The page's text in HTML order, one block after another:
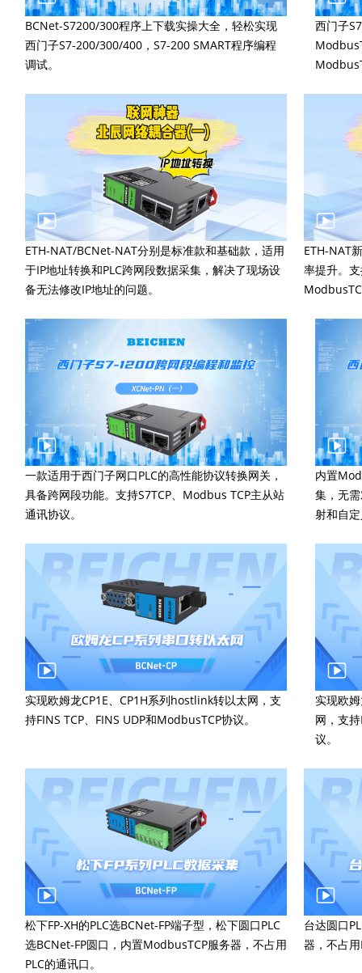
BCNet-S7200/300程序上下载实操大全，轻松实现
西门子S7-200/300/400，S7-200 SMART程序编程
调试。
西门子
ETH-NAT/BCNet-NAT分别是标准款和基础款，适用
于IP地址转换和PLC跨网段数据采集，解决了现场设
备无法修改IP地址的问题。
ETH-NAT
率提升。
一款适用于西门子网口PLC的高性能协议转换网关，
具备跨网段功能。支持S7TCP、Modbus TCP主从站
通讯协议。
内置
集，无
射和自
实现欧姆龙CP1E、CP1H系列hostlink转以太网，支
持FINS TCP、FINS UDP和ModbusTCP协议。
实现欧
网，支
议。
松下FP-XH的PLC选BCNet-FP端子型，松下圆口PLC
选BCNet-FP圆口，内置ModbusTCP服务器，不占用
PLC的通讯口。
台达圆口
器，不占